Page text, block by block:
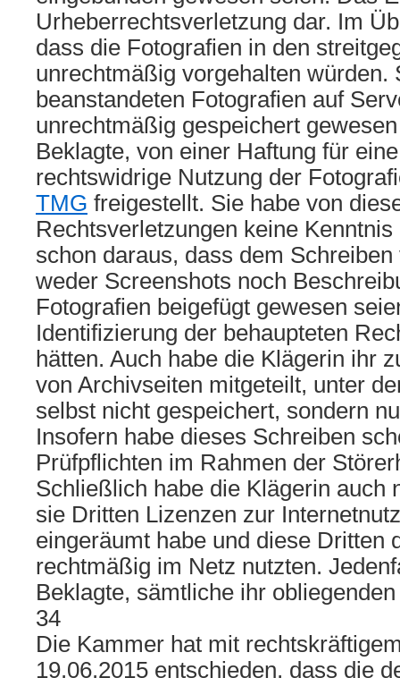
Urheberrechtsverletzung dar. Im
dass die Fotografien in den
unrechtmäßig vorgehalten würden.
beanstandeten Fotografien auf
unrechtmäßig gespeichert
Beklagte, von einer Haftung für
rechtswidrige Nutzung der
TMG freigestellt. Sie habe von
Rechtsverletzungen keine
schon daraus, dass dem
weder Screenshots noch
Fotografien beigefügt gewesen
Identifizierung der behaupteten
hätten. Auch habe die Klägerin ihr
von Archivseiten mitgeteilt, unter
selbst nicht gespeichert, sondern
Insofern habe dieses Schreiben
Prüfpflichten im Rahmen der
Schließlich habe die Klägerin auch
sie Dritten Lizenzen zur
eingeräumt habe und diese Dritten
rechtmäßig im Netz nutzten.
Beklagte, sämtliche ihr
34
Die Kammer hat mit
19.06.2015 entschieden, dass die